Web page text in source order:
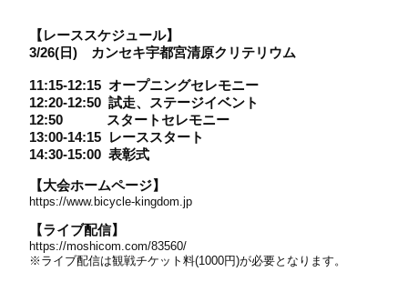
【レーススケジュール】
3/26(日) カンセキ宇都宮清原クリテリウム
11:15-12:15オープニングセレモニー
12:20-12:50試走、ステージイベント
12:50 スタートセレモニー
13:00-14:15 レーススタート
14:30-15:00表彰式
【大会ホームページ】
https://www.bicycle-kingdom.jp
【ライブ配信】
https://moshicom.com/83560/
※ライブ配信は観戦チケット料(1000円)が必要となります。